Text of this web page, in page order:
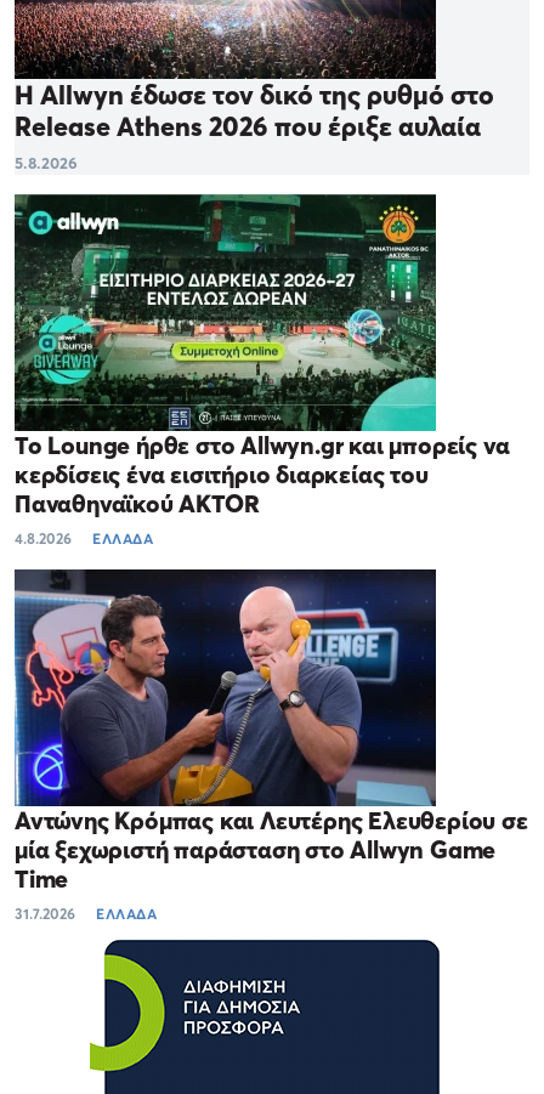
Η Allwyn έδωσε τον δικό της ρυθμό στο
Release Athens 2026 που έριξε αυλαία
5.8.2026
Το Lounge ήρθε στο Allwyn.gr και μπορείς να
κερδίσεις ένα εισιτήριο διαρκείας του
Παναθηναϊκού AKTOR
4.8.2026 ΕΛΛΑΔΑ
Αντώνης Κρόμπας και Λευτέρης Ελευθερίου σε
μία ξεχωριστή παράσταση στο Allwyn Game
Time
31.7.2026 ΕΛΛΑΔΑ